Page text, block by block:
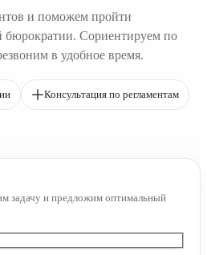
и поможем пройти
Сориентируем по
в удобное время.
Консультация по регламентам
задачу и предложим оптимальный